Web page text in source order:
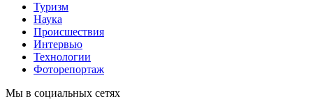
Туризм
Наука
Происшествия
Интервью
Технологии
Фоторепортаж
Мы в социальных сетях